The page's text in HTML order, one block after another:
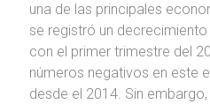
una de las principales
se registró un
con el primer trimestre del
números negativos en este
desde el 2014. Sin